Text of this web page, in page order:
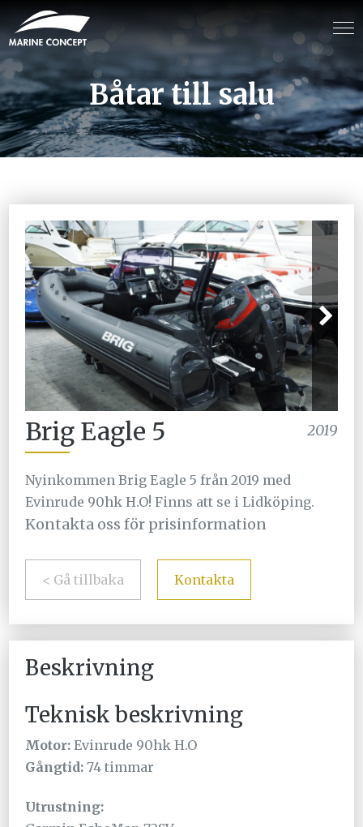
Båtar till salu
Brig Eagle 5 2019
Nyinkommen Brig Eagle 5 från 2019 med
Evinrude 90hk H.O! Finns att se i Lidköping.
Kontakta oss för prisinformation
< Gå tillbaka Kontakta
Beskrivning
Teknisk beskrivning
Motor: Evinrude 90hk H.O
Gångtid: 74 timmar
Utrustning: